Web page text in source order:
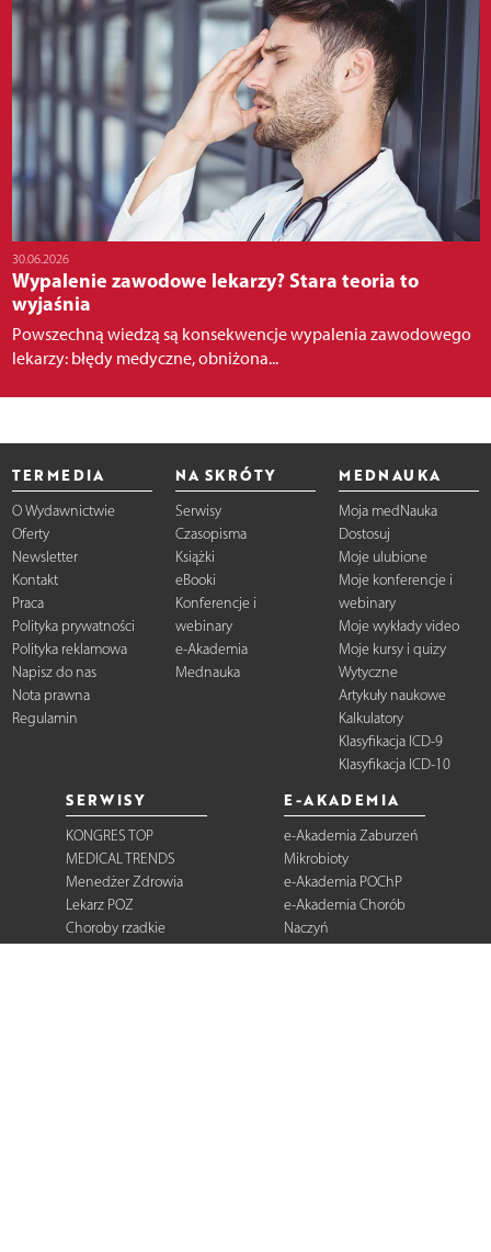
30.06.2026
Wypalenie zawodowe lekarzy? Stara teoria to
wyjaśnia
Powszechną wiedzą są konsekwencje wypalenia zawodowego
lekarzy: błędy medyczne, obniżona...
TERMEDIA
O Wydawnictwie
Oferty
Newsletter
Kontakt
Praca
Polityka prywatności
Polityka reklamowa
Napisz do nas
Nota prawna
Regulamin
NA SKRÓTY
Serwisy
Czasopisma
Książki
eBooki
Konferencje i
webinary
e-Akademia
Mednauka
MEDNAUKA
Moja medNauka
Dostosuj
Moje ulubione
Moje konferencje i
webinary
Moje wykłady video
Moje kursy i quizy
Wytyczne
Artykuły naukowe
Kalkulatory
Klasyfikacja ICD-9
Klasyfikacja ICD-10
SERWISY
KONGRES TOP
MEDICAL TRENDS
Menedżer Zdrowia
Lekarz POZ
Choroby rzadkie
E-AKADEMIA
e-Akademia Zaburzeń
Mikrobioty
e-Akademia POChP
e-Akademia Chorób
Naczyń